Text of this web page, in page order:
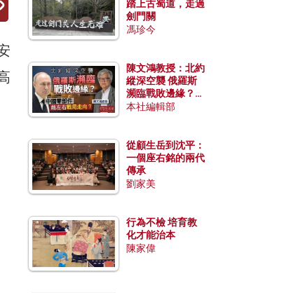
踏上古蜀道，走過
劍門關
馮珍今
陳文鴻教授：北約
縱深空襲 俄羅斯
瀕臨戰敗邊緣？中
國零部件能左右戰
本社編輯部
從顧生岳到沈平：
一個座右銘的兩代
傳承
劉家美
行為不檢 培育教
化才能治本
陳家偉